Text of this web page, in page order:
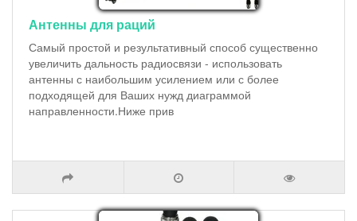
Антенны для раций
Самый простой и результативный способ существенно
увеличить дальность радиосвязи - использовать
антенны с наибольшим усилением или с более
подходящей для Ваших нужд диаграммой
направленности.Ниже прив